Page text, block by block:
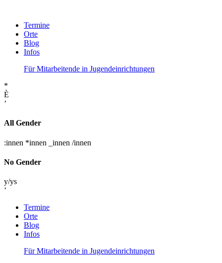
Termine
Orte
Blog
Infos
Für Mitarbeitende in Jugendeinrichtungen
*
È
’
All Gender
:innen *innen _innen /innen
No Gender
y/ys
’
Termine
Orte
Blog
Infos
Für Mitarbeitende in Jugendeinrichtungen